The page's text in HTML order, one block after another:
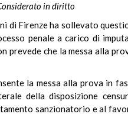
in diritto
di Firenze ha sollevato
penale a carico di
prevede che la messa alla
la messa alla prova in
della disposizione
sanzionatorio e al